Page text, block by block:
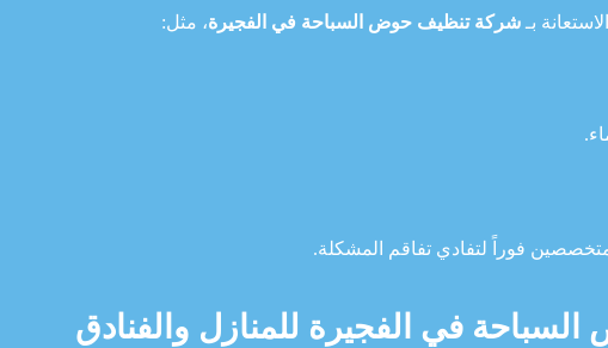
بـ شركة تنظيف حوض السباحة في الفجيرة، مثل:
فوراً لتفادي تفاقم المشكلة.
في الفجيرة للمنازل والفنادق